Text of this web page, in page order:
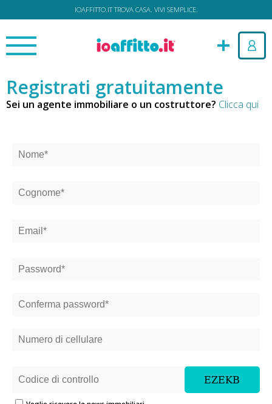
IOAFFITTO.IT TROVA CASA. VIVI SEMPLICE.
Registrati gratuitamente
Sei un agente immobiliare o un costruttore? Clicca qui